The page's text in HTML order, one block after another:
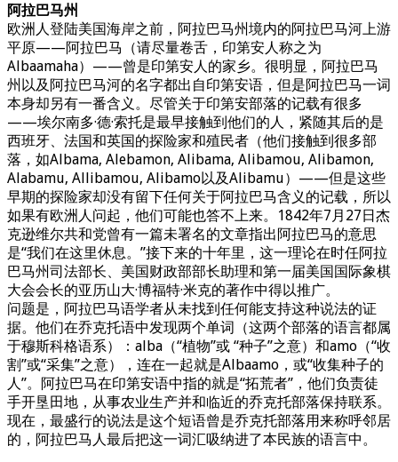
阿拉巴马州
欧洲人登陆美国海岸之前，阿拉巴马州境内的阿拉巴马河上游
平原——阿拉巴马（请尽量卷舌，印第安人称之为
Albaamaha）——曾是印第安人的家乡。很明显，阿拉巴马
州以及阿拉巴马河的名字都出自印第安语，但是阿拉巴马一词
本身却另有一番含义。尽管关于印第安部落的记载有很多
——埃尔南多·德·索托是最早接触到他们的人，紧随其后的是
西班牙、法国和英国的探险家和殖民者（他们接触到很多部
落，如Albama, Alebamon, Alibama, Alibamou, Alibamon,
Alabamu, Allibamou, Alibamo以及Alibamu）——但是这些
早期的探险家却没有留下任何关于阿拉巴马含义的记载，所以
如果有欧洲人问起，他们可能也答不上来。1842年7月27日杰
克逊维尔共和党曾有一篇未署名的文章指出阿拉巴马的意思
是“我们在这里休息。”接下来的十年里，这一理论在时任阿拉
巴马州司法部长、美国财政部部长助理和第一届美国国际象棋
大会会长的亚历山大·博福特·米克的著作中得以推广。
问题是，阿拉巴马语学者从未找到任何能支持这种说法的证
据。他们在乔克托语中发现两个单词（这两个部落的语言都属
于穆斯科格语系）：alba（“植物”或 “种子”之意）和amo（“收
割”或“采集”之意），连在一起就是Albaamo，或“收集种子的
人”。阿拉巴马在印第安语中指的就是“拓荒者”，他们负责徒
手开垦田地，从事农业生产并和临近的乔克托部落保持联系。
现在，最盛行的说法是这个短语曾是乔克托部落用来称呼邻居
的，阿拉巴马人最后把这一词汇吸纳进了本民族的语言中。